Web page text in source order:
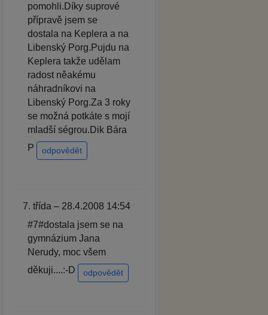
pomohli.Díky suprové
přípravě jsem se
dostala na Keplera a na
Libenský Porg.Pujdu na
Keplera takže udělam
radost něakému
náhradníkovi na
Libenský Porg.Za 3 roky
se možná potkáte s mojí
mladší ségrou.Dik Bára
P
odpovědět
7. třída – 28.4.2008 14:54
#7#dostala jsem se na
gymnázium Jana
Nerudy, moc všem
děkuji....:-D
odpovědět